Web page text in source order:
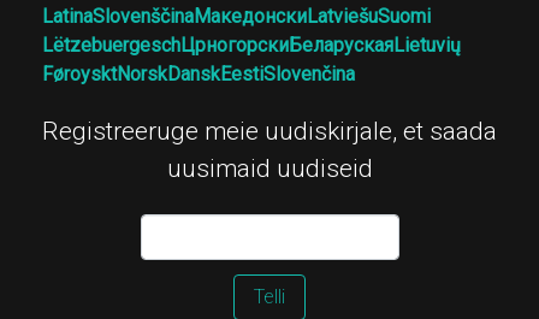
LatinaSlovenščinaМакедонскиLatviešuSuomi
LëtzebuergeschЦрногорскиБеларускаяLietuvių
FøroysktNorskDanskEestiSlovenčina
Registreeruge meie uudiskirjale, et saada
uusimaid uudiseid
Telli